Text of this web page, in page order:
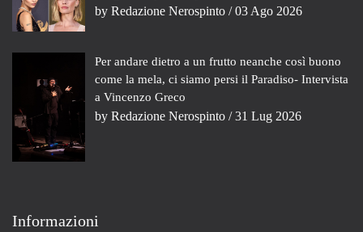
by Redazione Nerospinto / 03 Ago 2026
Per andare dietro a un frutto neanche così buono
come la mela, ci siamo persi il Paradiso- Intervista
a Vincenzo Greco
by Redazione Nerospinto / 31 Lug 2026
Informazioni